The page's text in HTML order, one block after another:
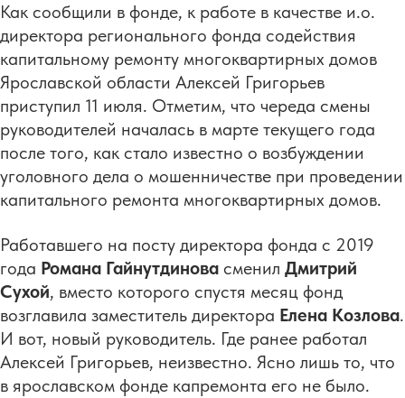
Как сообщили в фонде, к работе в качестве и.о.
директора регионального фонда содействия
капитальному ремонту многоквартирных домов
Ярославской области Алексей Григорьев
приступил 11 июля. Отметим, что череда смены
руководителей началась в марте текущего года
после того, как стало известно о возбуждении
уголовного дела о мошенничестве при проведении
капитального ремонта многоквартирных домов.
Работавшего на посту директора фонда с 2019
года Романа Гайнутдинова сменил Дмитрий
Сухой, вместо которого спустя месяц фонд
возглавила заместитель директора Елена Козлова.
И вот, новый руководитель. Где ранее работал
Алексей Григорьев, неизвестно. Ясно лишь то, что
в ярославском фонде капремонта его не было.